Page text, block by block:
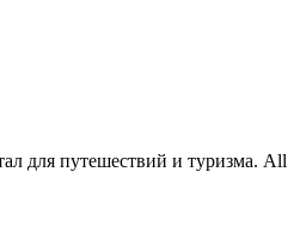
для путешествий и туризма. All